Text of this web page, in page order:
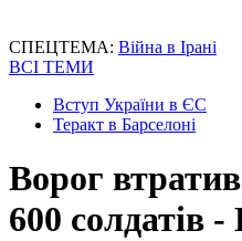
СПЕЦТЕМА: Війна в Ірані
ВСІ ТЕМИ
Вступ України в ЄС
Теракт в Барселоні
Ворог
600 солдатів